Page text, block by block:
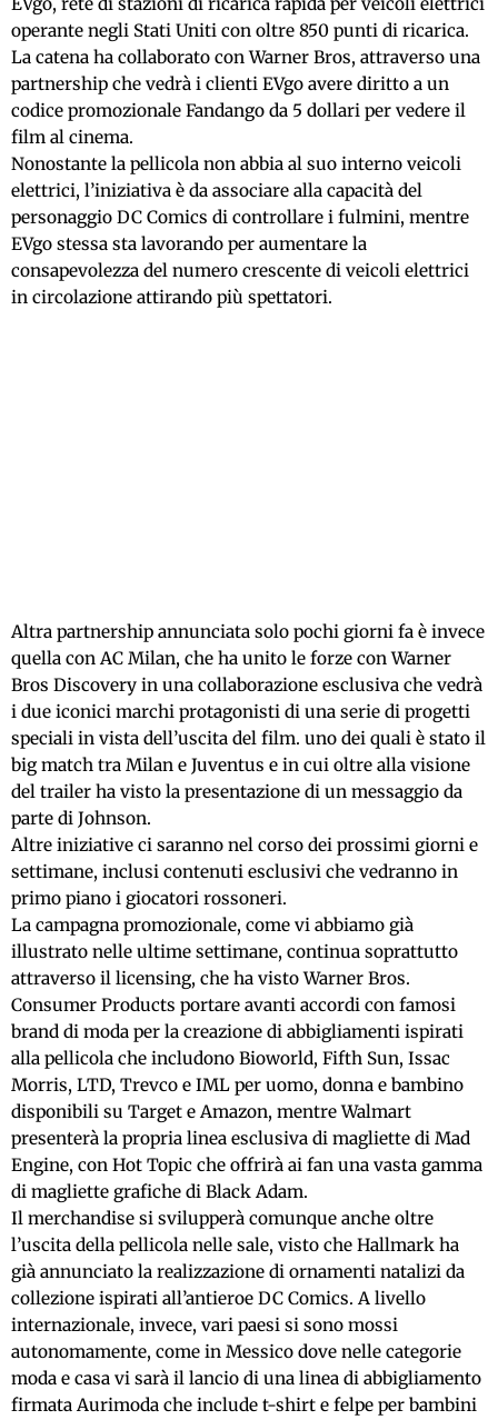
operante negli Stati Uniti con oltre 850 punti di ricarica.
La catena ha collaborato con Warner Bros, attraverso una
partnership che vedrà i clienti EVgo avere diritto a un
codice promozionale Fandango da 5 dollari per vedere il
film al cinema.
Nonostante la pellicola non abbia al suo interno veicoli
elettrici, l’iniziativa è da associare alla capacità del
personaggio DC Comics di controllare i fulmini, mentre
EVgo stessa sta lavorando per aumentare la
consapevolezza del numero crescente di veicoli elettrici
in circolazione attirando più spettatori.
Altra partnership annunciata solo pochi giorni fa è invece
quella con AC Milan, che ha unito le forze con Warner
Bros Discovery in una collaborazione esclusiva che vedrà
i due iconici marchi protagonisti di una serie di progetti
speciali in vista dell’uscita del film. uno dei quali è stato il
big match tra Milan e Juventus e in cui oltre alla visione
del trailer ha visto la presentazione di un messaggio da
parte di Johnson.
Altre iniziative ci saranno nel corso dei prossimi giorni e
settimane, inclusi contenuti esclusivi che vedranno in
primo piano i giocatori rossoneri.
La campagna promozionale, come vi abbiamo già
illustrato nelle ultime settimane, continua soprattutto
attraverso il licensing, che ha visto Warner Bros.
Consumer Products portare avanti accordi con famosi
brand di moda per la creazione di abbigliamenti ispirati
alla pellicola che includono Bioworld, Fifth Sun, Issac
Morris, LTD, Trevco e IML per uomo, donna e bambino
disponibili su Target e Amazon, mentre Walmart
presenterà la propria linea esclusiva di magliette di Mad
Engine, con Hot Topic che offrirà ai fan una vasta gamma
di magliette grafiche di Black Adam.
Il merchandise si svilupperà comunque anche oltre
l’uscita della pellicola nelle sale, visto che Hallmark ha
già annunciato la realizzazione di ornamenti natalizi da
collezione ispirati all’antieroe DC Comics. A livello
internazionale, invece, vari paesi si sono mossi
autonomamente, come in Messico dove nelle categorie
moda e casa vi sarà il lancio di una linea di abbigliamento
firmata Aurimoda che include t-shirt e felpe per bambini